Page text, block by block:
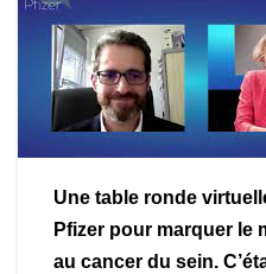
Une table ronde
Pfizer pour marquer le
au cancer du sein.